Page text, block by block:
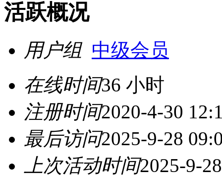
活跃概况
用户组 中级会员
在线时间36 小时
注册时间2020-4-30
最后访问2025-9-28
上次活动时间2025-9-